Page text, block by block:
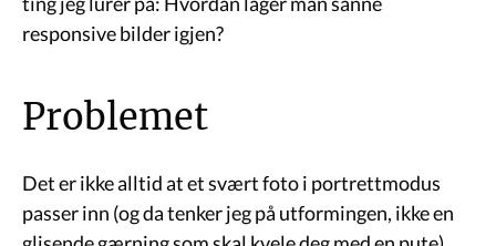
responsive bilder igjen?
Problemet
Det er ikke alltid at et svært foto i portrettmodus
passer inn (og da tenker jeg på utformingen, ikke en